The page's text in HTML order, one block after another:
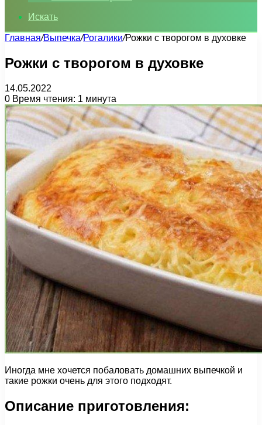
Искать
Главная/Выпечка/Рогалики/Рожки с творогом в духовке
Рожки с творогом в духовке
14.05.2022
0 Время чтения: 1 минута
Иногда мне хочется побаловать домашних выпечкой и
такие рожки очень для этого подходят.
Описание приготовления: